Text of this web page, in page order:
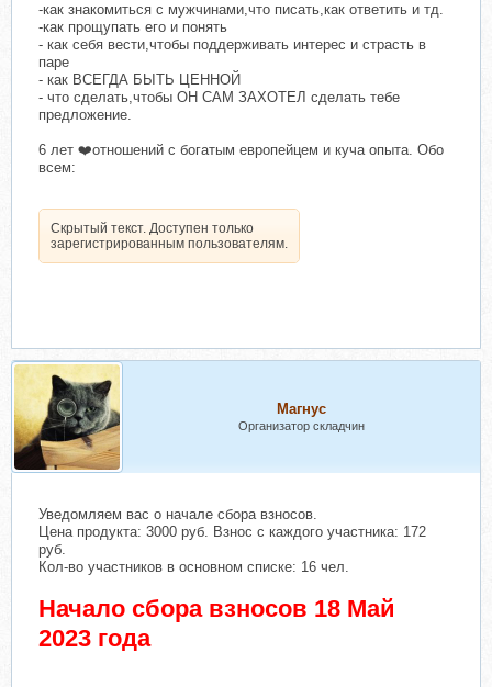
-как знакомиться с мужчинами,что писать,как ответить и тд.
-как прощупать его и понять
- как себя вести,чтобы поддерживать интерес и страсть в
паре
- как ВСЕГДА БЫТЬ ЦЕННОЙ
- что сделать,чтобы ОН САМ ЗАХОТЕЛ сделать тебе
предложение.
6 лет ❤️отношений с богатым европейцем и куча опыта. Обо
всем:
Скрытый текст. Доступен только
зарегистрированным пользователям.
Магнус
Организатор складчин
Уведомляем вас о начале сбора взносов.
Цена продукта: 3000 руб. Взнос с каждого участника: 172
руб.
Кол-во участников в основном списке: 16 чел.
Начало сбора взносов 18 Май
2023 года